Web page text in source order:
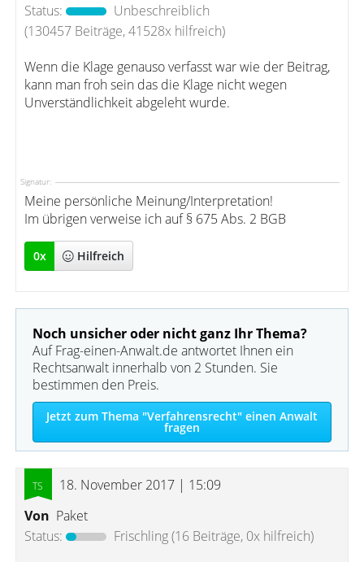
Status:
Unbeschreiblich
(130457 Beiträge, 41528x hilfreich)
Wenn die Klage genauso verfasst war wie der Beitrag,
kann man froh sein das die Klage nicht wegen
Unverständlichkeit abgeleht wurde.
Signatur:
Meine persönliche Meinung/Interpretation!
Im übrigen verweise ich auf § 675 Abs. 2 BGB
0x Hilfreich
Noch unsicher oder nicht ganz Ihr Thema?
Auf Frag-einen-Anwalt.de antwortet Ihnen ein
Rechtsanwalt innerhalb von 2 Stunden. Sie
bestimmen den Preis.
Jetzt zum Thema "Verfahrensrecht" einen Anwalt
fragen
18. November 2017 | 15:09
Von Paket
Status:
Frischling(16 Beiträge, 0x hilfreich)